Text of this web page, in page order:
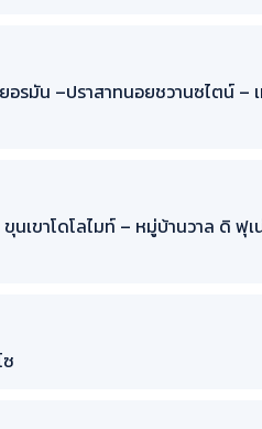
อรมัน –ปราสาทนอยชวานซไตน์ –
นเขาโดโลไมท์ – หมู่บ้านวาล ดิ ฟุ